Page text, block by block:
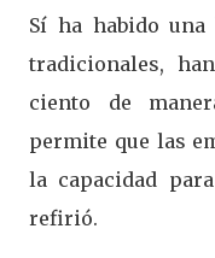
Sí ha habido
tradicionales,
ciento de
permite que las
la capacidad
refirió.